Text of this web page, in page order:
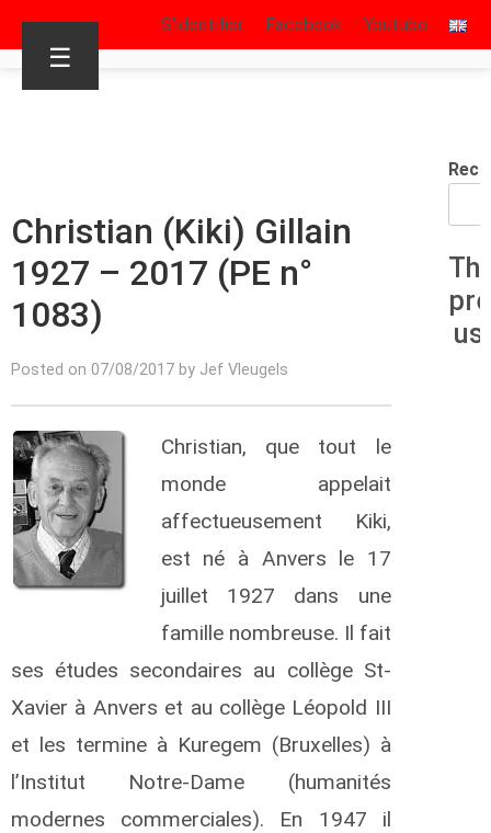
S’identifier Facebook Youtube
☰
Christian (Kiki) Gillain
1927 – 2017 (PE n°
1083)
Posted on 07/08/2017 by Jef Vleugels
Christian, que tout le
monde appelait
affectueusement Kiki,
est né à Anvers le 17
juillet 1927 dans une
famille nombreuse. Il fait
ses études secondaires au collège St-
Xavier à Anvers et au collège Léopold III
et les termine à Kuregem (Bruxelles) à
l’Institut Notre-Dame (humanités
modernes commerciales). En 1947 il
us